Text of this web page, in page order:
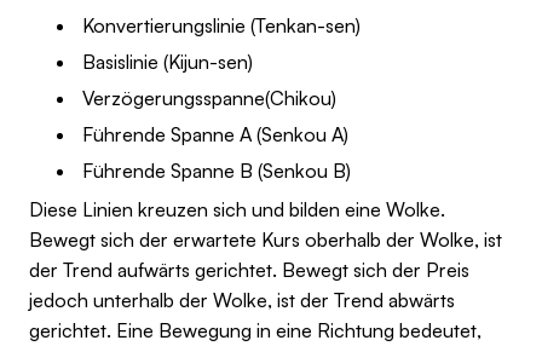
Konvertierungslinie (Tenkan-sen)
Basislinie (Kijun-sen)
Verzögerungsspanne(Chikou)
Führende Spanne A (Senkou A)
Führende Spanne B (Senkou B)
Diese Linien kreuzen sich und bilden eine Wolke.
Bewegt sich der erwartete Kurs oberhalb der Wolke, ist
der Trend aufwärts gerichtet. Bewegt sich der Preis
jedoch unterhalb der Wolke, ist der Trend abwärts
gerichtet. Eine Bewegung in eine Richtung bedeutet,